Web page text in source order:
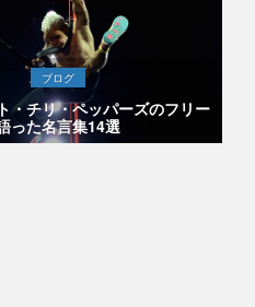
ブログ
・チリ・ペッパーズのフリー
った名言集14選